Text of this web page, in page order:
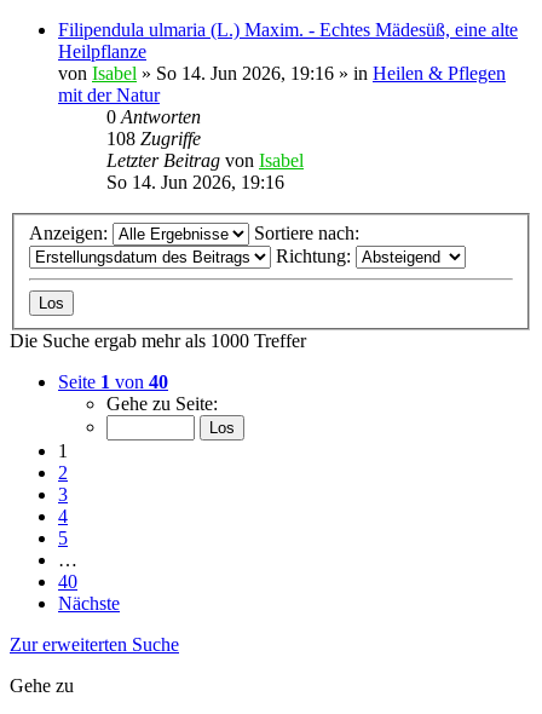
Filipendula ulmaria (L.) Maxim. - Echtes Mädesüß, eine alte
Heilpflanze
von Isabel » So 14. Jun 2026, 19:16 » in Heilen & Pflegen
mit der Natur
0 Antworten
108 Zugriffe
Letzter Beitrag von Isabel
So 14. Jun 2026, 19:16
Anzeigen:
Sortiere nach:
Richtung:
Die Suche ergab mehr als 1000 Treffer
Seite 1 von 40
Gehe zu Seite:
1
2
3
4
5
…
40
Nächste
Zur erweiterten Suche
Gehe zu